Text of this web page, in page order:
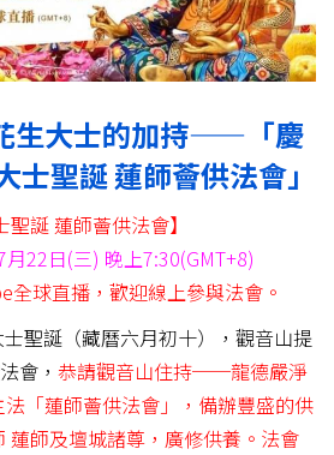
生大士的加持——「慶
士聖誕 蓮師薈供法會」
聖誕 蓮師薈供法會】
22日(三) 晚上7:30(GMT+8)
全球直播，歡迎線上參與法會。
聖誕（藏曆六月初十），觀音山提
會， 恭請觀音山住持──龍德嚴淨
「蓮師薈供法會」，備辦豐盛的供
蓮師及壇城諸尊，廣修供養。法會